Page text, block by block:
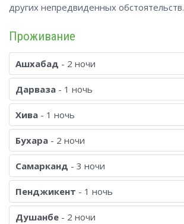
других непредвиденных обстоятельств.
Проживание
Ашхабад - 2 ночи
Дарваза - 1 ночь
Хива - 1 ночь
Бухара - 2 ночи
Самарканд - 3 ночи
Пенджикент - 1 ночь
Душанбе - 2 ночи